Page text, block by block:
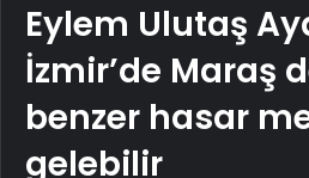
Eylem Ulutaş
İzmir’de Maraş
benzer hasar
gelebilir